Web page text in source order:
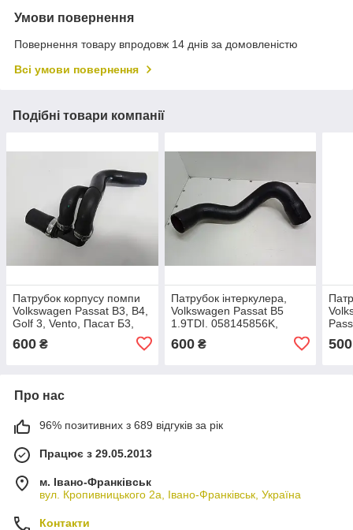
Умови повернення
Повернення товару впродовж 14 днів за домовленістю
Всі умови повернення
Подібні товари компанії
Патрубок корпусу помпи
Volkswagen Passat B3, B4,
Golf 3, Vento, Пасат Б3,
600 ₴
Патрубок інтеркулера,
Volkswagen Passat B5
1.9TDI. 058145856K,
600₴ 500
Про нас
96% позитивних з 689 відгуків за рік
Працює з 29.05.2013
м. Івано-Франківськ
вул. Кропивницького 2а, Івано-Франківськ, Україна
Контакти